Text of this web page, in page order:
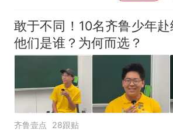
敢于不同！10名齐鲁少年赴
他们是谁？为何而选？
齐鲁壹点 28跟贴